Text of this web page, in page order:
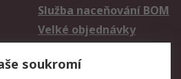
Služba naceňování BOM
Velké objednávky
soukromí